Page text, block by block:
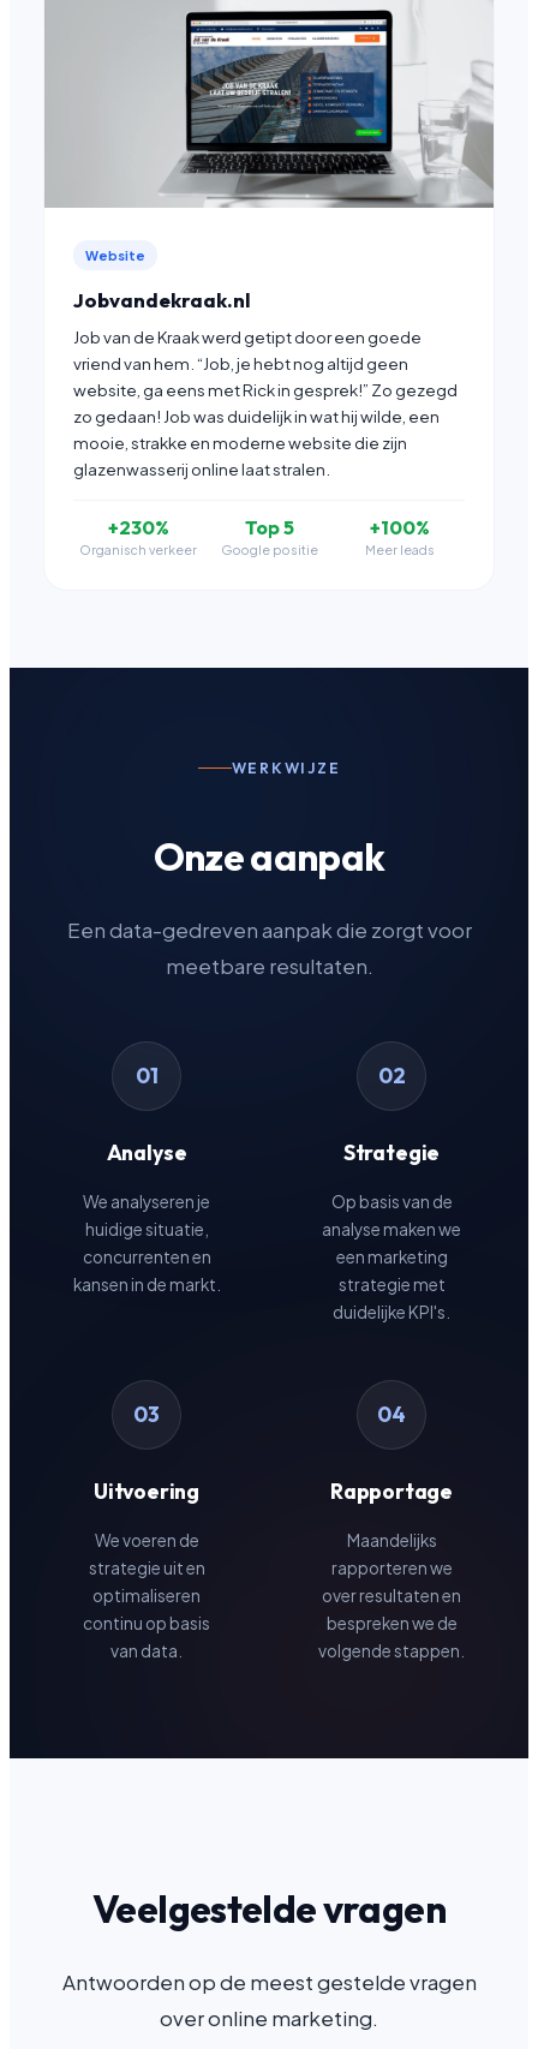
Website
Jobvandekraak.nl
Job van de Kraak werd getipt door een goede
vriend van hem. “Job, je hebt nog altijd geen
website, ga eens met Rick in gesprek!” Zo gezegd
zo gedaan! Job was duidelijk in wat hij wilde, een
mooie, strakke en moderne website die zijn
glazenwasserij online laat stralen.
+230%
Organisch verkeer
Top 5
Google positie
+100%
Meer leads
WERKWIJZE
Onze aanpak
Een data-gedreven aanpak die zorgt voor
meetbare resultaten.
01
Analyse
We analyseren je
huidige situatie,
concurrenten en
kansen in de markt.
02
Strategie
Op basis van de
analyse maken we
een marketing
strategie met
duidelijke KPI's.
03
Uitvoering
We voeren de
strategie uit en
optimaliseren
continu op basis
van data.
04
Rapportage
Maandelijks
rapporteren we
over resultaten en
bespreken we de
volgende stappen.
Veelgestelde vragen
Antwoorden op de meest gestelde vragen
over online marketing.